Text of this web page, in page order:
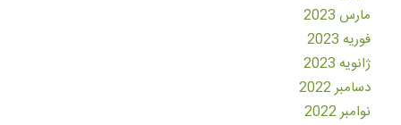
مارس 2023
فوریه 2023
ژانویه 2023
دسامبر 2022
نوامبر 2022